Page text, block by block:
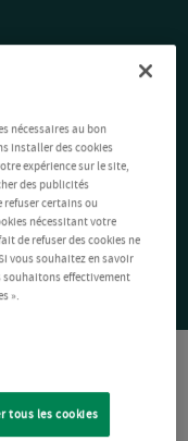
nécessaires au bon
installer des cookies
expérience sur le site,
des publicités
refuser certains ou
nécessitant votre
de refuser des cookies ne
vous souhaitez en savoir
souhaitons effectivement
».
tous les cookies